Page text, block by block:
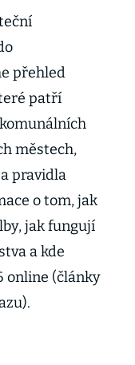
přehled
patří
městech,
pravidla
o tom, jak
jak fungují
a kde
online (články